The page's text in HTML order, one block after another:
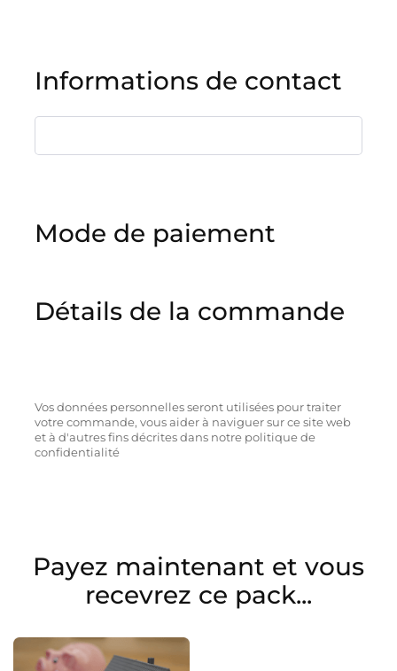
Informations de contact
Mode de paiement
Détails de la commande
Vos données personnelles seront utilisées pour traiter
votre commande, vous aider à naviguer sur ce site web
et à d'autres fins décrites dans notre politique de
confidentialité
Payez maintenant et vous
recevrez ce pack...